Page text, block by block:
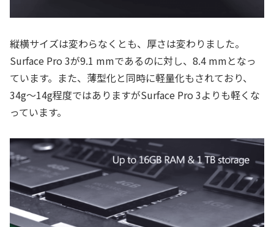
縦横サイズは変わらなくとも、厚さは変わりました。
Surface Pro 3が9.1 mmであるのに対し、8.4 mmとなっ
ています。また、薄型化と同時に軽量化もされており、
34g～14g程度ではありますがSurface Pro 3よりも軽くな
っています。